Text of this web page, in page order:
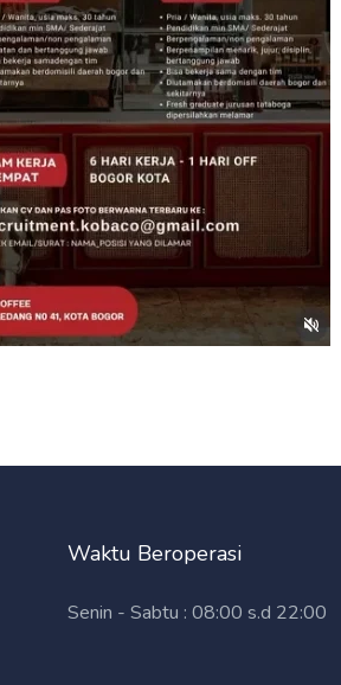
Waktu Beroperasi
Senin - Sabtu : 08:00 s.d 22:00